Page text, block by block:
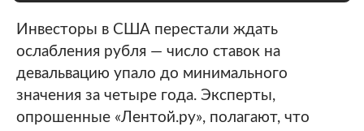
Инвесторы в США перестали ждать
ослабления рубля — число ставок на
девальвацию упало до минимального
значения за четыре года. Эксперты,
опрошенные «Лентой.ру», полагают, что